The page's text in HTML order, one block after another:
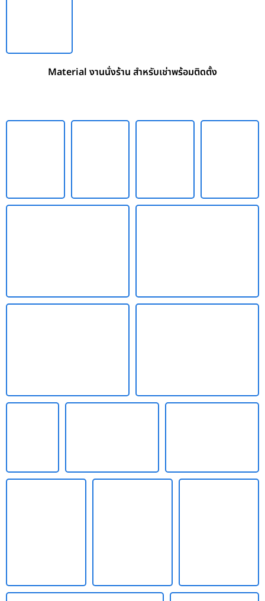
Material งานนั่งร้าน สำหรับเช่าพร้อมติดตั้ง